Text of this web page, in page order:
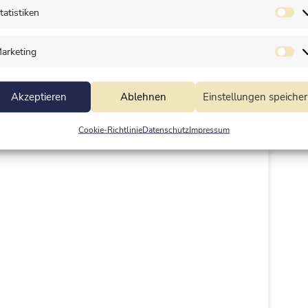
Akzeptieren Ablehnen Einstellungen
Cookie-RichtlinieDatenschutzImpressum